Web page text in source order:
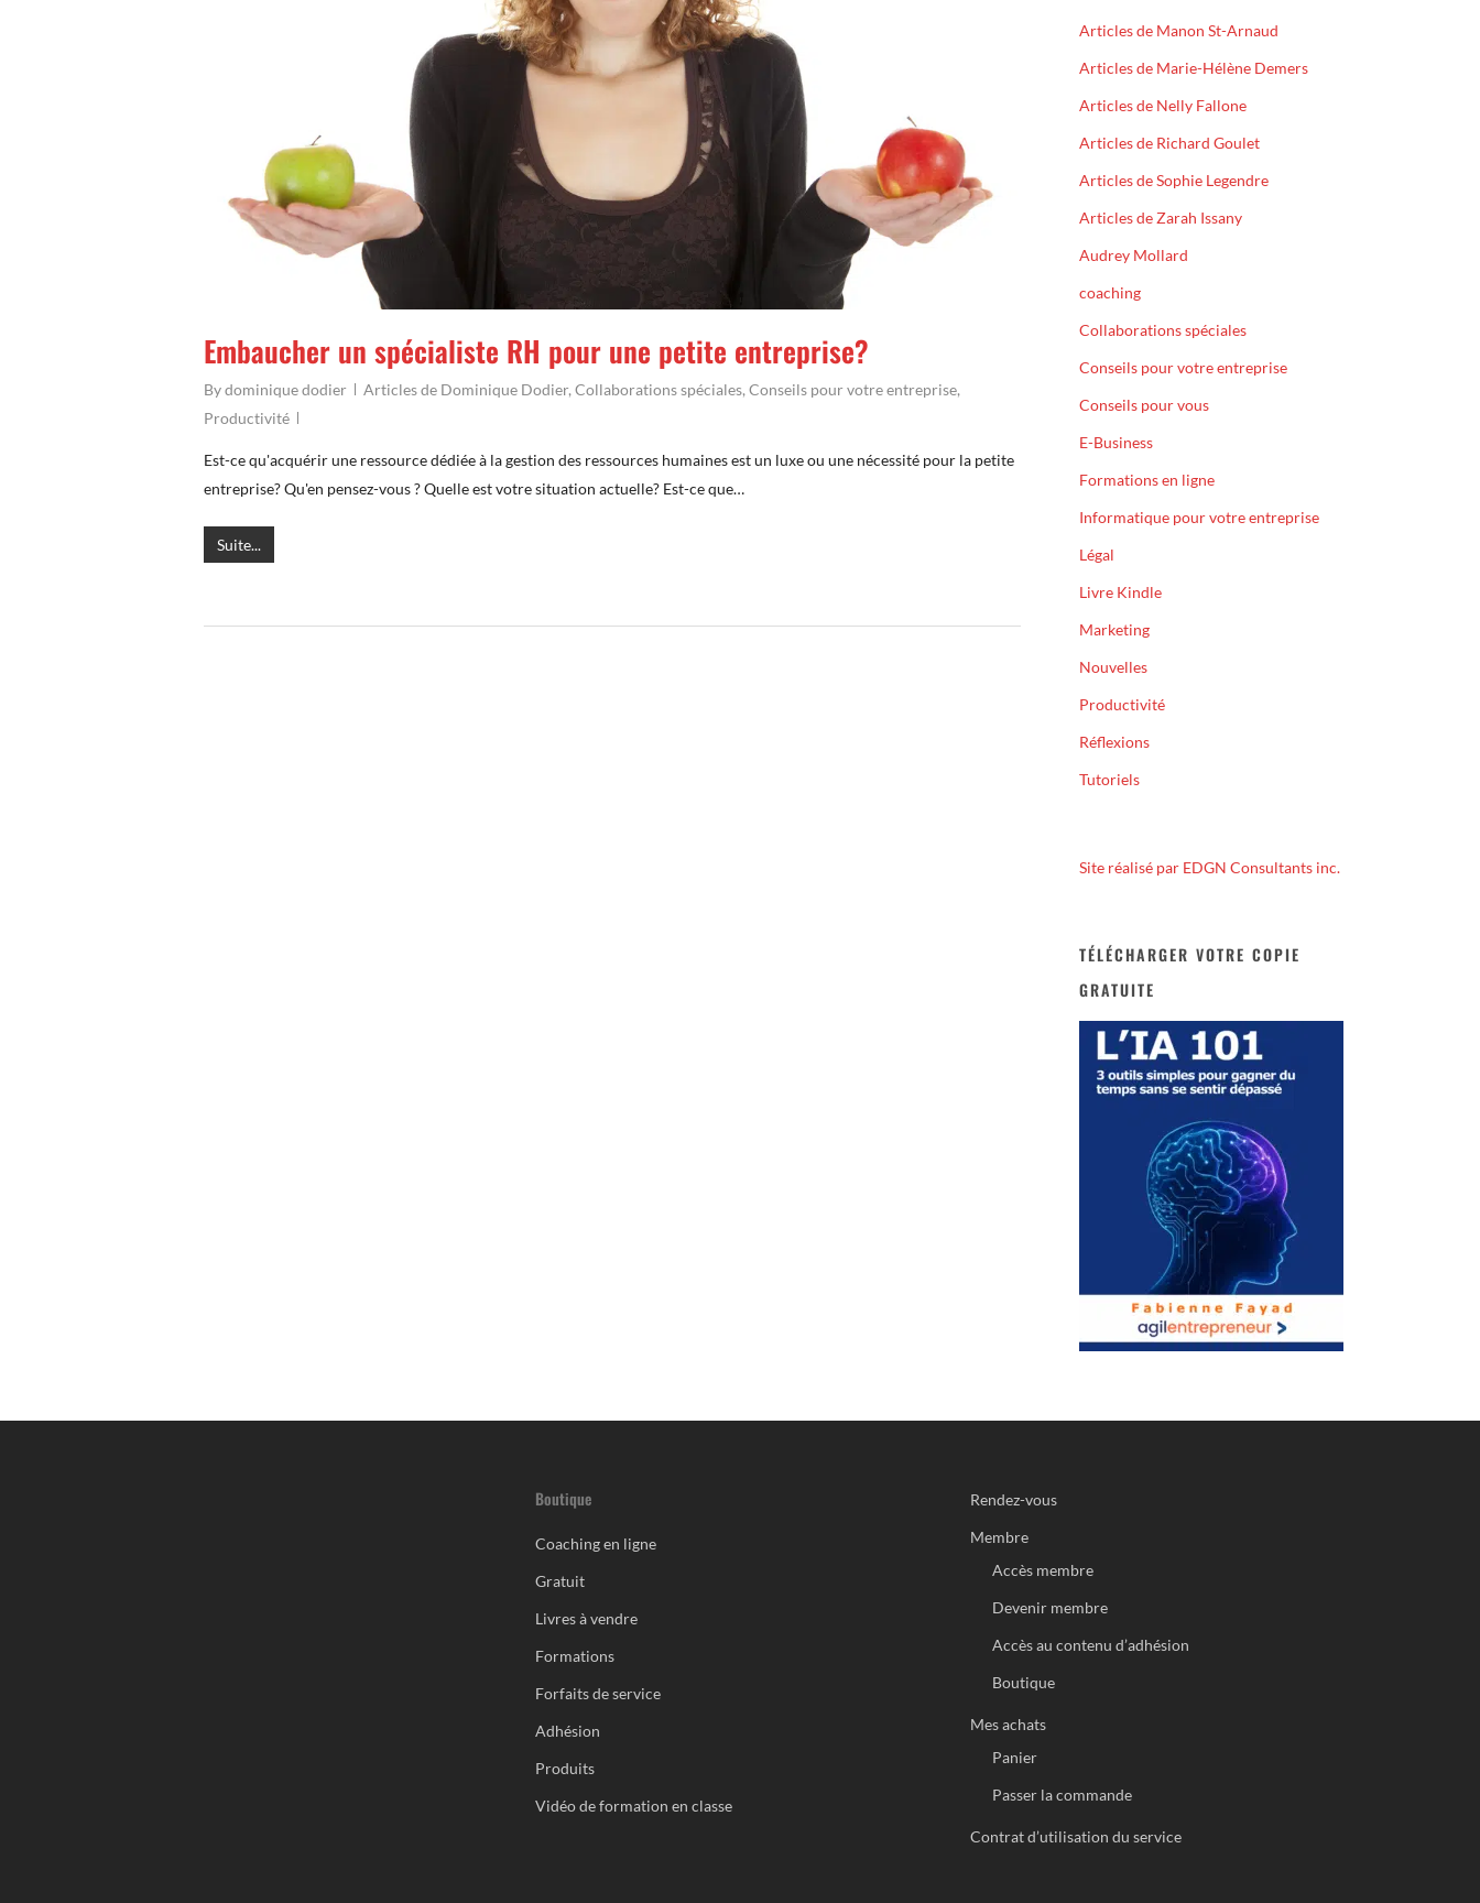
Embaucher un spécialiste RH pour une petite entreprise?
Bydominique dodier Articles de Dominique Dodier,Collaborations spéciales,Conseils pour votre entreprise,
Productivité
Est-ce qu'acquérir une ressource dédiée à la gestion des ressources humaines est un luxe ou une nécessité pour la petite
entreprise? Qu'en pensez-vous ? Quelle est votre situation actuelle? ‪Est-ce que…
Suite...
Articles de Manon St-Arnaud
Articles de Marie-Hélène Demers
Articles de Nelly Fallone
Articles de Richard Goulet
Articles de Sophie Legendre
Articles de Zarah Issany
Audrey Mollard
coaching
Collaborations spéciales
Conseils pour votre entreprise
Conseils pour vous
E-Business
Formations en ligne
Informatique pour votre entreprise
Légal
Livre Kindle
Marketing
Nouvelles
Productivité
Réflexions
Tutoriels
Site réalisé par EDGN Consultants inc.
TÉLÉCHARGER VOTRE COPIE
GRATUITE
Boutique
Coaching en ligne
Gratuit
Livres à vendre
Formations
Forfaits de service
Adhésion
Produits
Vidéo de formation en classe
Rendez-vous
Membre
Accès membre
Devenir membre
Accès au contenu d’adhésion
Boutique
Mes achats
Panier
Passer la commande
Contrat d’utilisation du service